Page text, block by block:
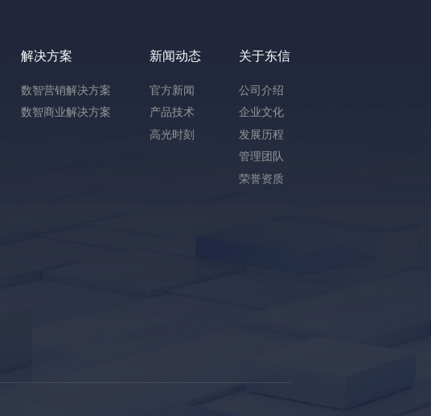
解决方案
数智营销解决方案
数智商业解决方案
新闻动态
官方新闻
产品技术
高光时刻
关于东信
公司介绍
企业文化
发展历程
管理团队
荣誉资质